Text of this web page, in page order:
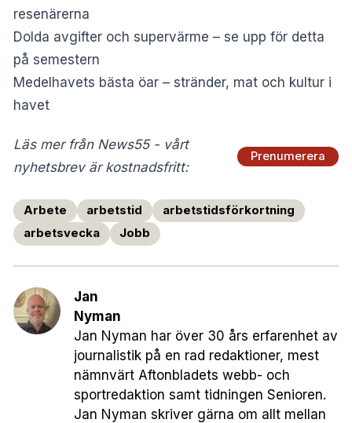
resenärerna
Dolda avgifter och supervärme – se upp för detta
på semestern
Medelhavets bästa öar – stränder, mat och kultur i
havet
Läs mer från News55 - vårt
nyhetsbrev är kostnadsfritt:
Prenumerera
Arbete arbetstid
arbetstidsförkortning
arbetsvecka
Jobb
Jan
Nyman
Jan Nyman har över 30 års erfarenhet av
journalistik på en rad redaktioner, mest
nämnvärt Aftonbladets webb- och
sportredaktion samt tidningen Senioren.
Jan Nyman skriver gärna om allt mellan